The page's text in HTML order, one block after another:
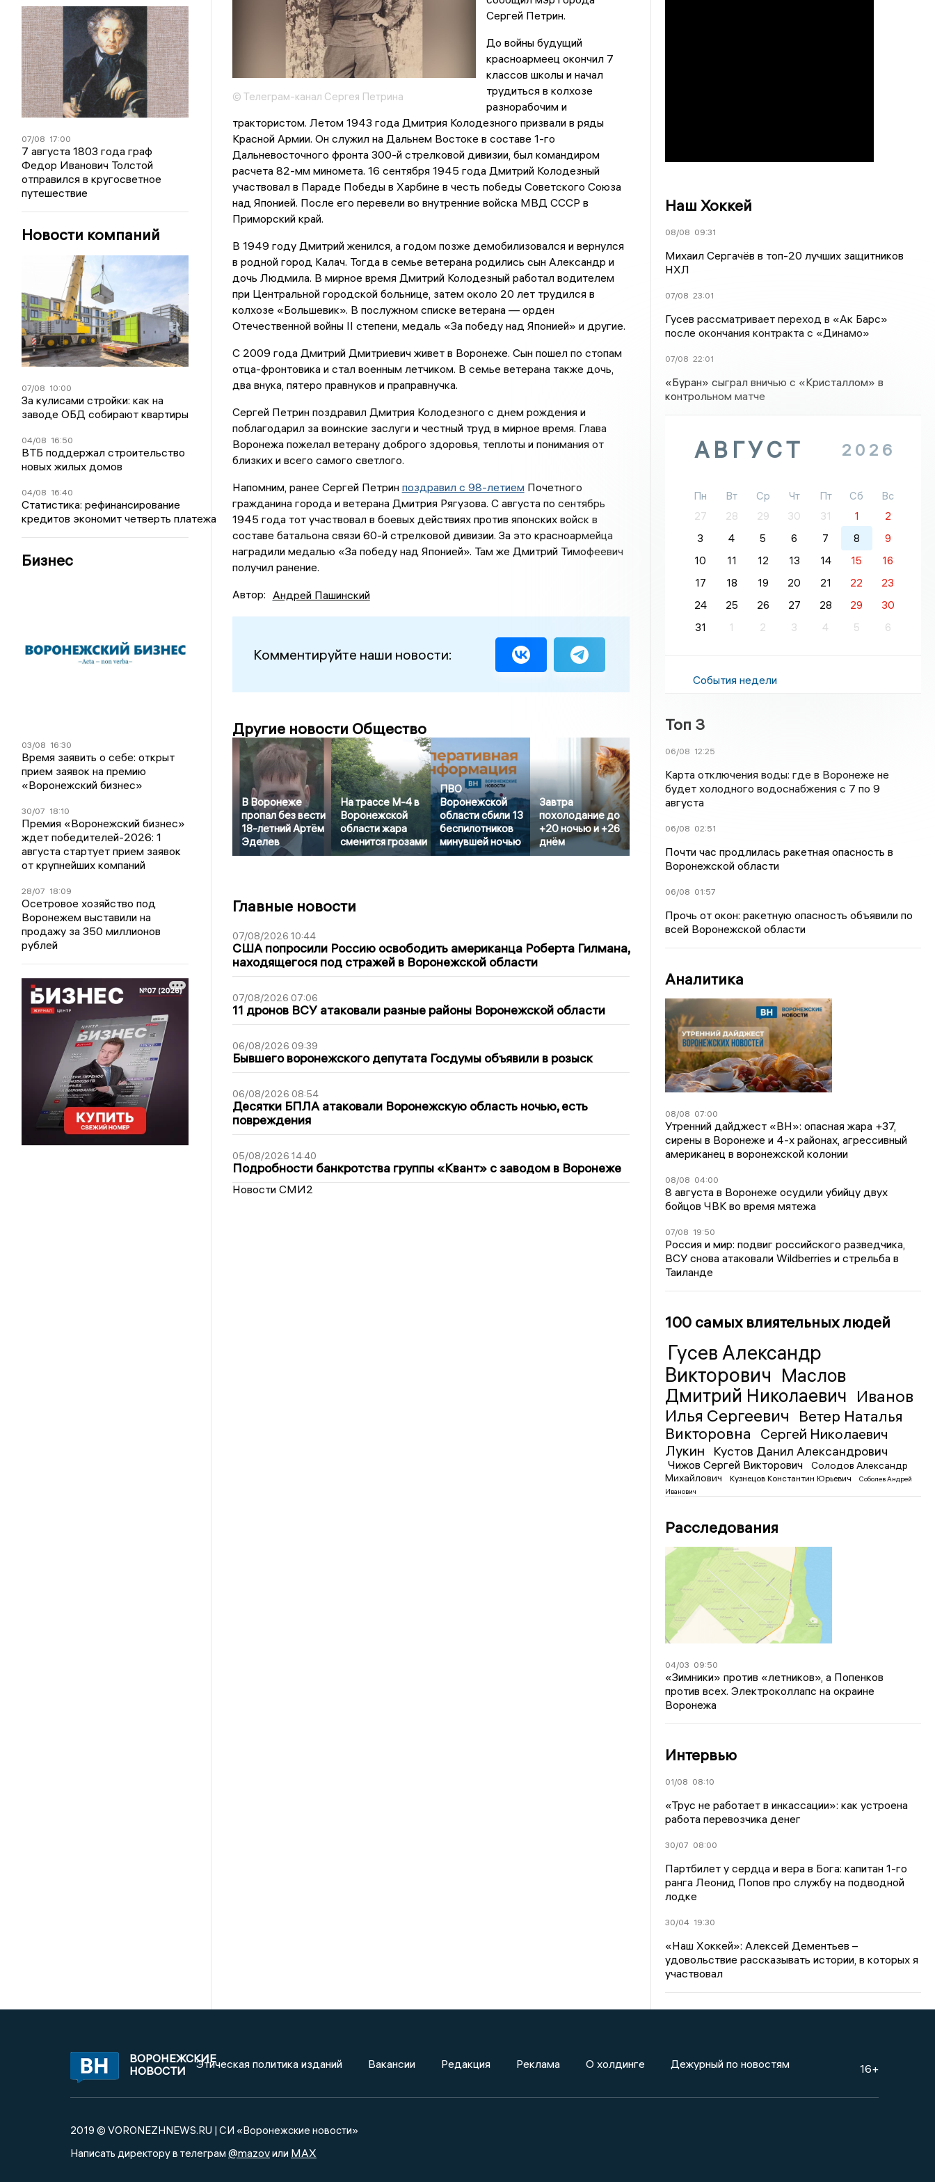
07/08 17:00
7 августа 1803 года граф
Федор Иванович Толстой
отправился в кругосветное
путешествие
Новости компаний
07/08 10:00
За кулисами стройки: как на
заводе ОБД собирают квартиры
04/08 16:50
ВТБ поддержал строительство
новых жилых домов
04/08 16:40
Статистика: рефинансирование
кредитов экономит четверть платежа
Бизнес
03/08 16:30
Время заявить о себе: открыт
прием заявок на премию
«Воронежский бизнес»
30/07 18:10
Премия «Воронежский бизнес»
ждет победителей-2026: 1
августа стартует прием заявок
от крупнейших компаний
28/07 18:09
Осетровое хозяйство под
Воронежем выставили на
продажу за 350 миллионов
рублей
© Телеграм-канал Сергея Петрина
Сергей Петрин.
До войны будущий
красноармеец окончил 7
классов школы и начал
трудиться в колхозе
разнорабочим и
трактористом. Летом 1943 года Дмитрия Колодезного призвали в ряды
Красной Армии. Он служил на Дальнем Востоке в составе 1-го
Дальневосточного фронта 300-й стрелковой дивизии, был командиром
расчета 82-мм миномета. 16 сентября 1945 года Дмитрий Колодезный
участвовал в Параде Победы в Харбине в честь победы Советского Союза
над Японией. После его перевели во внутренние войска МВД СССР в
Приморский край.
В 1949 году Дмитрий женился, а годом позже демобилизовался и вернулся
в родной город Калач. Тогда в семье ветерана родились сын Александр и
дочь Людмила. В мирное время Дмитрий Колодезный работал водителем
при Центральной городской больнице, затем около 20 лет трудился в
колхозе «Большевик». В послужном списке ветерана — орден
Отечественной войны II степени, медаль «За победу над Японией» и другие.
С 2009 года Дмитрий Дмитриевич живет в Воронеже. Сын пошел по стопам
отца-фронтовика и стал военным летчиком. В семье ветерана также дочь,
два внука, пятеро правнуков и праправнучка.
Сергей Петрин поздравил Дмитрия Колодезного с днем рождения и
поблагодарил за воинские заслуги и честный труд в мирное время. Глава
Воронежа пожелал ветерану доброго здоровья, теплоты и понимания от
близких и всего самого светлого.
Напомним, ранее Сергей Петрин поздравил с 98-летиемПочетного
гражданина города и ветерана Дмитрия Рягузова. С августа по сентябрь
1945 года тот участвовал в боевых действиях против японских войск в
составе батальона связи 60-й стрелковой дивизии. За это красноармейца
наградили медалью «За победу над Японией». Там же Дмитрий Тимофеевич
получил ранение.
Автор: Андрей Пашинский
Комментируйте наши новости:
Другие новости Общество
В Воронеже
пропал без вести
18-летний Артём
Эделев
На трассе М-4 в
Воронежской
области жара
сменится грозами
ПВО
Воронежской
области сбили 13
беспилотников
минувшей ночью
Завтра
похолодание до
+20 ночью и +26
днём
Главные новости
07/08/2026 10:44
США попросили Россию освободить американца Роберта Гилмана,
находящегося под стражей в Воронежской области
07/08/2026 07:06
11 дронов ВСУ атаковали разные районы Воронежской области
06/08/2026 09:39
Бывшего воронежского депутата Госдумы объявили в розыск
06/08/2026 08:54
Десятки БПЛА атаковали Воронежскую область ночью, есть
повреждения
05/08/2026 14:40
Подробности банкротства группы «Квант» с заводом в Воронеже
Новости СМИ2
Наш Хоккей
08/08 09:31
Михаил Сергачёв в топ-20 лучших защитников
НХЛ
07/08 23:01
Гусев рассматривает переход в «Ак Барс»
после окончания контракта с «Динамо»
07/08 22:01
«Буран» сыграл вничью с «Кристаллом» в
контрольном матче
АВГУСТ 2026
Пн Вт Ср Чт Пт Сб
Вс
27
28 29 30 31 1
2
3
4 5 6 7 8
9
10
11 12 13 14 15
16
17
18 19 20 21 22
23
24
25 26 27 28 29
30
31
1 2 3 4 5 6
События недели
Топ 3
06/08 12:25
Карта отключения воды: где в Воронеже не
будет холодного водоснабжения с 7 по 9
августа
06/08 02:51
Почти час продлилась ракетная опасность в
Воронежской области
06/08 01:57
Прочь от окон: ракетную опасность объявили по
всей Воронежской области
Аналитика
08/08 07:00
Утренний дайджест «ВН»: опасная жара +37,
сирены в Воронеже и 4-х районах, агрессивный
американец в воронежской колонии
08/08 04:00
8 августа в Воронеже осудили убийцу двух
бойцов ЧВК во время мятежа
07/08 19:50
Россия и мир: подвиг российского разведчика,
ВСУ снова атаковали Wildberries и стрельба в
Таиланде
100 самых влиятельных людей
Гусев Александр
Викторович Маслов
Дмитрий Николаевич Иванов
Илья Сергеевич
Ветер Наталья
Викторовна
Сергей Николаевич
Лукин
Кустов Данил Александрович
Чижов Сергей Викторович
Солодов Александр
Михайлович
Кузнецов Константин Юрьевич
Соболев Андрей
Иванович
Расследования
04/03 09:50
«Зимники» против «летников», а Попенков
против всех. Электроколлапс на окраине
Воронежа
Интервью
01/08 08:10
«Трус не работает в инкассации»: как устроена
работа перевозчика денег
30/07 08:00
Партбилет у сердца и вера в Бога: капитан 1-го
ранга Леонид Попов про службу на подводной
лодке
30/04 19:30
«Наш Хоккей»: Алексей Дементьев –
удовольствие рассказывать истории, в которых я
участвовал
ВОРОНЕЖСКИЕ
НОВОСТИ
Этическая политика изданий Вакансии Редакция Реклама О холдинге Дежурный по новостям 16+
2019 © VORONEZHNEWS.RU | СИ «Воронежские новости»
Написать директору в телеграм @mazovили MAX